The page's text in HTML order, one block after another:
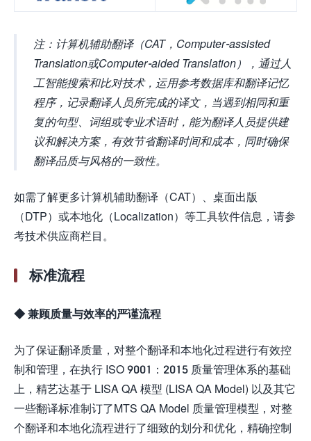
注：计算机辅助翻译（CAT，Computer-assisted
Translation或Computer-aided Translation），通过人
工智能搜索和比对技术，运用参考数据库和翻译记忆
程序，记录翻译人员所完成的译文，当遇到相同和重
复的句型、词组或专业术语时，能为翻译人员提供建
议和解决方案，有效节省翻译时间和成本，同时确保
翻译品质与风格的一致性。
如需了解更多计算机辅助翻译（CAT）、桌面出版
（DTP）或本地化（Localization）等工具软件信息，请参
考技术供应商栏目。
标准流程
◆ 兼顾质量与效率的严谨流程
为了保证翻译质量，对整个翻译和本地化过程进行有效控
制和管理，在执行 ISO 9001：2015 质量管理体系的基础
上，精艺达基于 LISA QA 模型 (LISA QA Model) 以及其它
一些翻译标准制订了MTS QA Model 质量管理模型，对整
个翻译和本地化流程进行了细致的划分和优化，精确控制